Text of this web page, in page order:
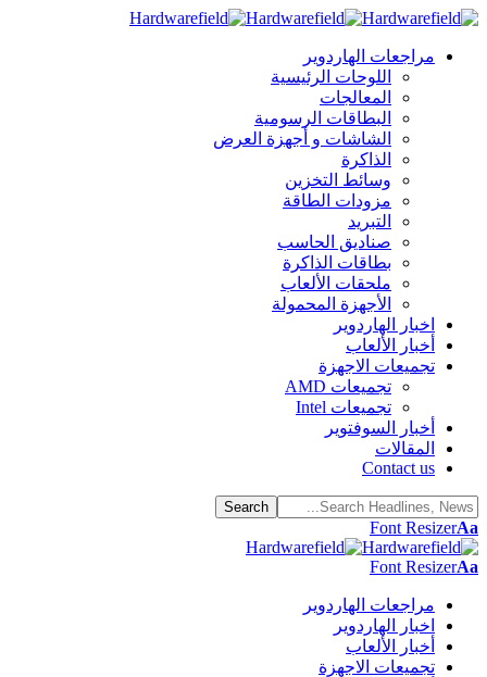
مراجعات الهاردوير
اللوحات الرئيسية
المعالجات
البطاقات الرسومية
الشاشات و أجهزة العرض
الذاكرة
وسائط التخزين
مزودات الطاقة
التبريد
صناديق الحاسب
بطاقات الذاكرة
ملحقات الألعاب
الأجهزة المحمولة
اخبار الهاردوير
أخبار الألعاب
تجميعات الاجهزة
تجميعات AMD
تجميعات Intel
أخبار السوفتوير
المقالات
Contact us
Font ResizerAa
Font ResizerAa
مراجعات الهاردوير
اخبار الهاردوير
أخبار الألعاب
تجميعات الاجهزة